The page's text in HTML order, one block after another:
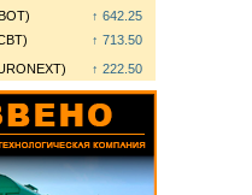
↑ 642.25
↑ 713.50
↑ 222.50